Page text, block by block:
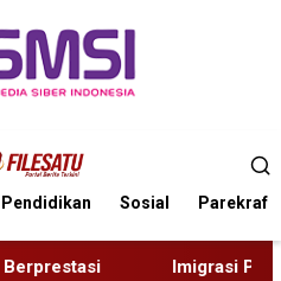
Pendidikan Sosial Parekraf
Deportasi Satu WN